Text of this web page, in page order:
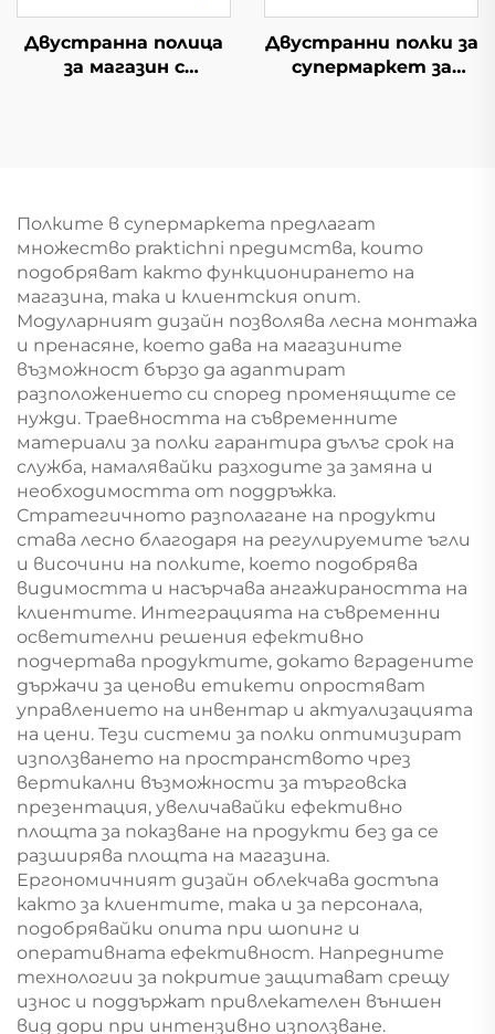
Двустранна полица
за магазин с
Двустранни полки за
супермаркет за
Полките в супермаркета предлагат
множество praktichni предимства, които
подобряват както функционирането на
магазина, така и клиентския опит.
Модуларният дизайн позволява лесна монтажа
и пренасяне, което дава на магазините
възможност бързо да адаптират
разположението си според променящите се
нужди. Траевността на съвременните
материали за полки гарантира дълъг срок на
служба, намалявайки разходите за замяна и
необходимостта от поддръжка.
Стратегичното разполагане на продукти
става лесно благодаря на регулируемите ъгли
и височини на полките, което подобрява
видимостта и насърчава ангажираността на
клиентите. Интеграцията на съвременни
осветителни решения ефективно
подчертава продуктите, докато вградените
държачи за ценови етикети опростяват
управлението на инвентар и актуализацията
на цени. Тези системи за полки оптимизират
използването на пространството чрез
вертикални възможности за търговска
презентация, увеличавайки ефективно
площта за показване на продукти без да се
разширява площта на магазина.
Ергономичният дизайн облекчава достъпа
както за клиентите, така и за персонала,
подобрявайки опита при шопинг и
оперативната ефективност. Напредните
технологии за покритие защитават срещу
износ и поддържат привлекателен външен
вид дори при интензивно използване.